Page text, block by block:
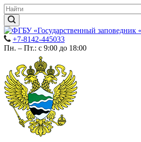
+7-8142-445033
Пн. – Пт.: с 9:00 до 18:00